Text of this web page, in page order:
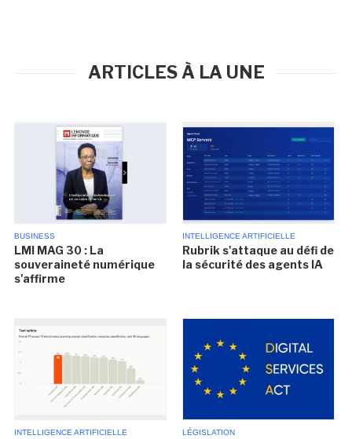
ARTICLES À LA UNE
BUSINESS
LMI MAG 30 : La
souveraineté numérique
s'affirme
INTELLIGENCE ARTIFICIELLE
Rubrik s'attaque au défi de
la sécurité des agents IA
INTELLIGENCE ARTIFICIELLE LÉGISLATION